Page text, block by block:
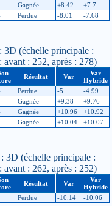
Gagnée +8.42
+7.7
Perdue -8.01 -7.68
(échelle principale :
avant : 252, après : 278)
Résultat Var
Var
Hybride
Perdue -5
-4.99
Gagnée +9.38
+9.76
Gagnée +10.96
+10.92
Gagnée +10.04 +10.07
3D (échelle principale :
avant : 262, après : 252)
Résultat Var
Var
Hybride
Perdue -10.14 -10.06